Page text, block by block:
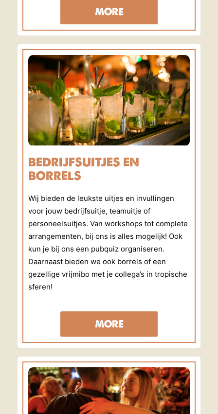
MORE
BEDRIJFSUITJES EN
BORRELS
Wij bieden de leukste uitjes en invullingen
voor jouw bedrijfsuitje, teamuitje of
personeelsuitjes. Van workshops tot complete
arrangementen, bij ons is alles mogelijk! Ook
kun je bij ons een pubquiz organiseren.
Daarnaast bieden we ook borrels of een
gezellige vrijmibo met je collega’s in tropische
sferen!
MORE